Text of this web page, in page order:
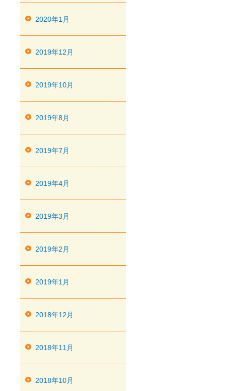
2020年1月
2019年12月
2019年10月
2019年8月
2019年7月
2019年4月
2019年3月
2019年2月
2019年1月
2018年12月
2018年11月
2018年10月